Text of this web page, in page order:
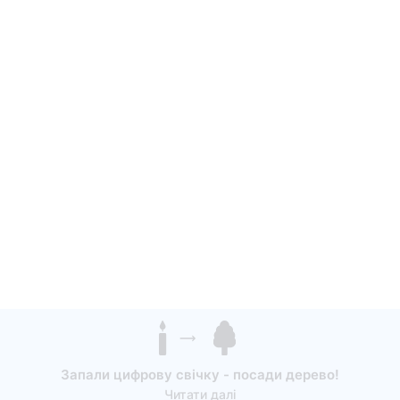
Запали цифрову свічку - посади дерево!
Читати далі